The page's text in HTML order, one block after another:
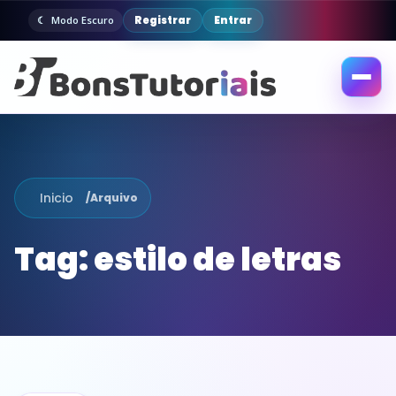
Modo Escuro Registrar Entrar
Abrir
Inicio /Arquivo
Tag:estilo de letras